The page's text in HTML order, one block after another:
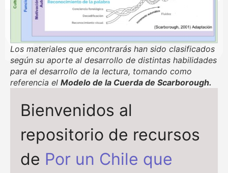
Bienvenidos al
repositorio de recursos
de Por un Chile que
Los materiales que encontrarás han sido clasificados
según su aporte al desarrollo de distintas habilidades
para el desarrollo de la lectura, tomando como
referencia el Modelo de la Cuerda de Scarborough.